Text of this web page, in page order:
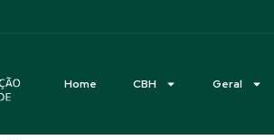
Home CBH Geral